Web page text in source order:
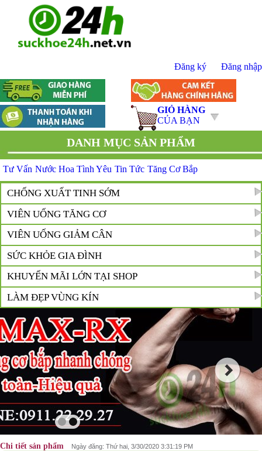
Đăng ký Đăng nhập
GIỎ HÀNG
CỦA BẠN
DANH MỤC SẢN PHẨM
Tư Vấn Nước Hoa Tình Yêu Tin Tức Tăng Cơ Bắp
CHỐNG XUẤT TINH SỚM
VIÊN UỐNG TĂNG CƠ
VIÊN UỐNG GIẢM CÂN
SỨC KHỎE GIA ĐÌNH
KHUYẾN MÃI LỚN TẠI SHOP
LÀM ĐẸP VÙNG KÍN
Chi tiết sản phẩm Ngày đăng: Thứ hai, 3/30/2020 3:31:19 PM